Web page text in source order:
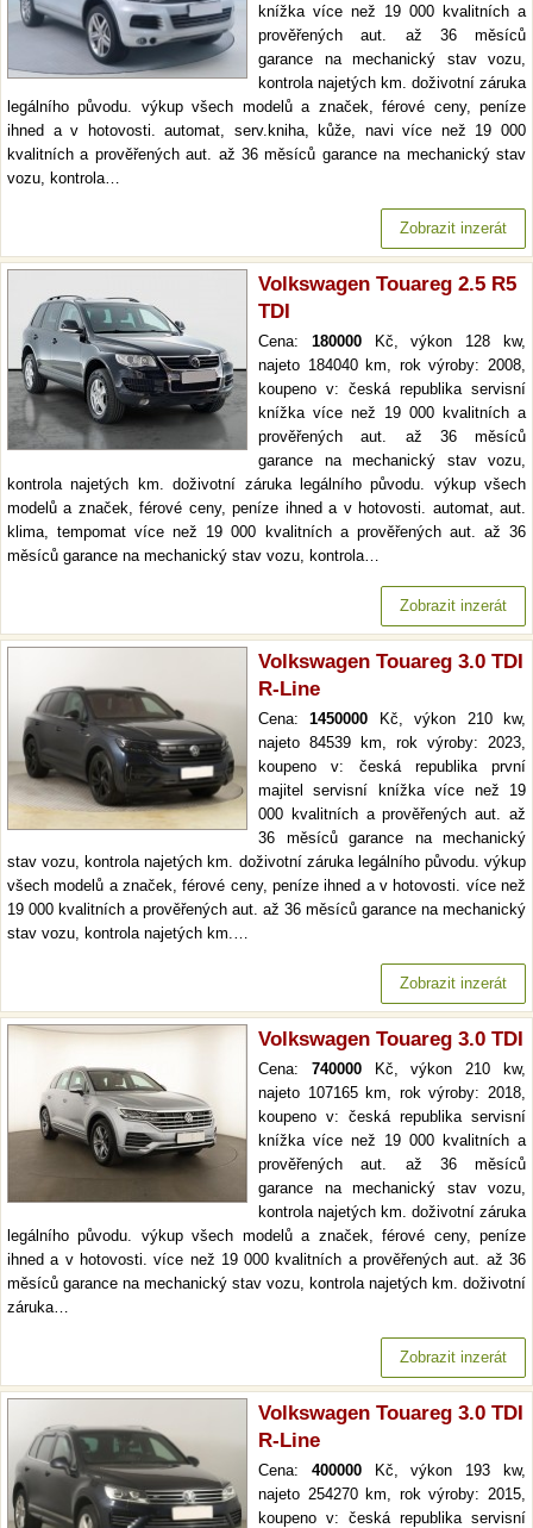
knížka více než 19 000 kvalitních a
prověřených aut. až 36 měsíců
garance na mechanický stav vozu,
kontrola najetých km. doživotní záruka
legálního původu. výkup všech modelů a značek, férové ceny, peníze
ihned a v hotovosti. automat, serv.kniha, kůže, navi více než 19 000
kvalitních a prověřených aut. až 36 měsíců garance na mechanický stav
vozu, kontrola…
Zobrazit inzerát
Volkswagen Touareg 2.5 R5
TDI
Cena: 180000Kč, výkon 128 kw,
najeto 184040 km, rok výroby: 2008,
koupeno v: česká republika servisní
knížka více než 19 000 kvalitních a
prověřených aut. až 36 měsíců
garance na mechanický stav vozu,
kontrola najetých km. doživotní záruka legálního původu. výkup všech
modelů a značek, férové ceny, peníze ihned a v hotovosti. automat, aut.
klima, tempomat více než 19 000 kvalitních a prověřených aut. až 36
měsíců garance na mechanický stav vozu, kontrola…
Zobrazit inzerát
Volkswagen Touareg 3.0 TDI
R-Line
Cena:1450000 Kč, výkon 210 kw,
najeto 84539 km, rok výroby: 2023,
koupeno v: česká republika první
majitel servisní knížka více než 19
000 kvalitních a prověřených aut. až
36 měsíců garance na mechanický
stav vozu, kontrola najetých km. doživotní záruka legálního původu. výkup
všech modelů a značek, férové ceny, peníze ihned a v hotovosti. více než
19 000 kvalitních a prověřených aut. až 36 měsíců garance na mechanický
stav vozu, kontrola najetých km.…
Zobrazit inzerát
Volkswagen Touareg 3.0 TDI
Cena: 740000Kč, výkon 210 kw,
najeto 107165 km, rok výroby: 2018,
koupeno v: česká republika servisní
knížka více než 19 000 kvalitních a
prověřených aut. až 36 měsíců
garance na mechanický stav vozu,
kontrola najetých km. doživotní záruka
legálního původu. výkup všech modelů a značek, férové ceny, peníze
ihned a v hotovosti. více než 19 000 kvalitních a prověřených aut. až 36
měsíců garance na mechanický stav vozu, kontrola najetých km. doživotní
záruka…
Zobrazit inzerát
Volkswagen Touareg 3.0 TDI
R-Line
Cena: 400000Kč, výkon 193 kw,
najeto 254270 km, rok výroby: 2015,
koupeno v: česká republika servisní